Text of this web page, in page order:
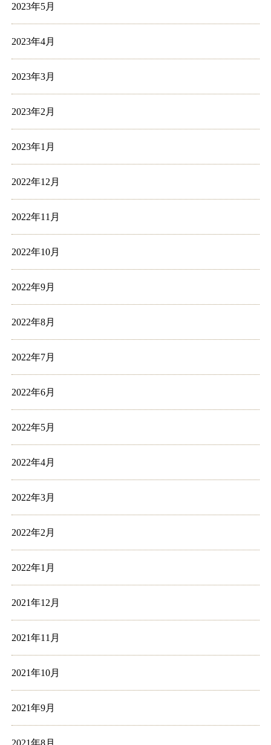
2023年5月
2023年4月
2023年3月
2023年2月
2023年1月
2022年12月
2022年11月
2022年10月
2022年9月
2022年8月
2022年7月
2022年6月
2022年5月
2022年4月
2022年3月
2022年2月
2022年1月
2021年12月
2021年11月
2021年10月
2021年9月
2021年8月